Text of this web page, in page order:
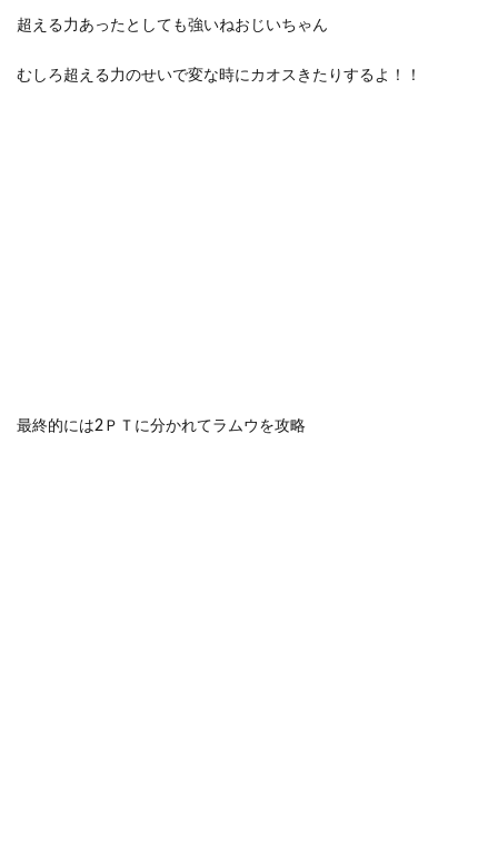
超える力あったとしても強いねおじいちゃん
むしろ超える力のせいで変な時にカオスきたりするよ！！
最終的には2ＰＴに分かれてラムウを攻略